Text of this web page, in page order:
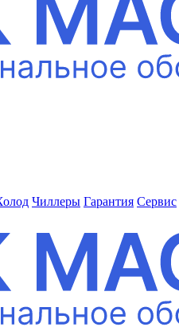
Чиллеры Гарантия Сервис